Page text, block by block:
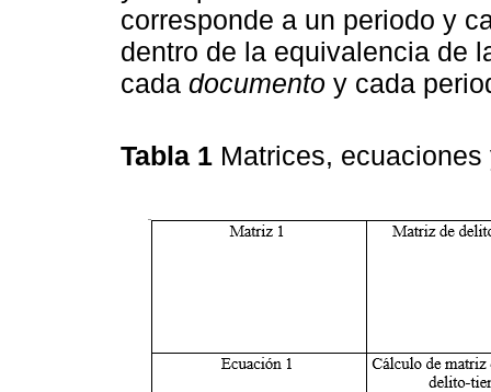
corresponde a un periodo y
dentro de la equivalencia de
cada documento y cada
Tabla 1 Matrices,